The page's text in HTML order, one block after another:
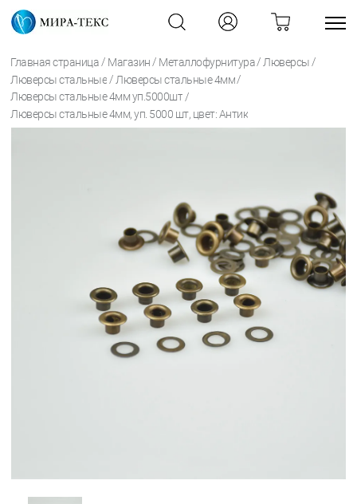
Главная страница / Магазин / Металлофурнитура / Люверсы /
Люверсы стальные / Люверсы стальные 4мм /
Люверсы стальные 4мм уп.5000шт /
Люверсы стальные 4мм, уп. 5000 шт, цвет: Антик